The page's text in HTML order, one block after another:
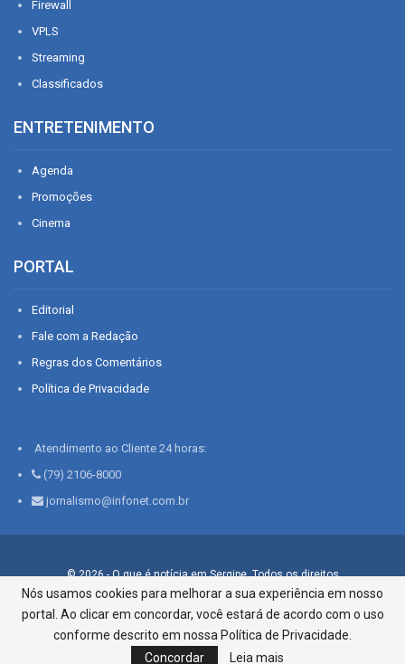
Firewall
VPLS
Streaming
Classificados
ENTRETENIMENTO
Agenda
Promoções
Cinema
PORTAL
Editorial
Fale com a Redação
Regras dos Comentários
Política de Privacidade
Atendimento ao Cliente 24 horas:
(79) 2106-8000
jornalismo@infonet.com.br
© 2026 - O que é notícia em Sergipe. Todos os direitos
reservados.
Infonet - Rua Monsenhor Silveira 276, Bairro São José |
Aracaju-SE, CEP 49015-030, Fone: 79.2106.8000 - CI Centro de
Informações LTDA
Nós usamos cookies para melhorar a sua experiência em nosso
portal. Ao clicar em concordar, você estará de acordo com o uso
conforme descrito em nossa Política de Privacidade.
Concordar
Leia mais